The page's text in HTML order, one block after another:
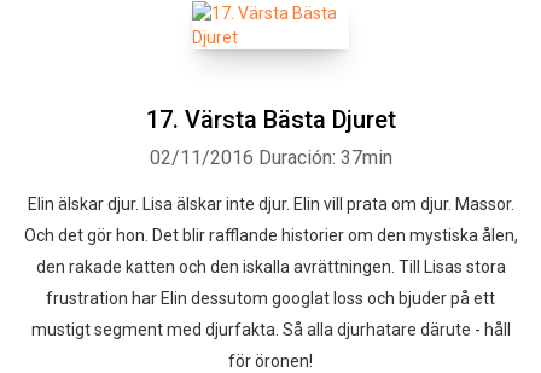
17. Värsta Bästa Djuret
02/11/2016 Duración: 37min
Elin älskar djur. Lisa älskar inte djur. Elin vill prata om djur. Massor.
Och det gör hon. Det blir rafflande historier om den mystiska ålen,
den rakade katten och den iskalla avrättningen. Till Lisas stora
frustration har Elin dessutom googlat loss och bjuder på ett
mustigt segment med djurfakta. Så alla djurhatare därute - håll
för öronen!
Facebook Twitter